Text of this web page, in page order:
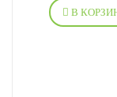
В